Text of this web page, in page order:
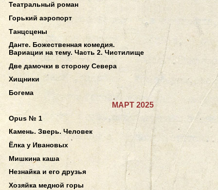
Театральный роман
Горький аэропорт
Танцсцены
Данте. Божественная комедия.
Вариации на тему. Часть 2. Чистилище
Две дамочки в сторону Севера
Хищники
Богема
МАРТ 2025
Opus № 1
Камень. Зверь. Человек
Ёлка у Ивановых
Мишкина каша
Незнайка и его друзья
Хозяйка медной горы